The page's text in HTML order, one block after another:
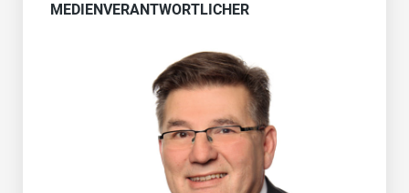
MEDIENVERANTWORTLICHER